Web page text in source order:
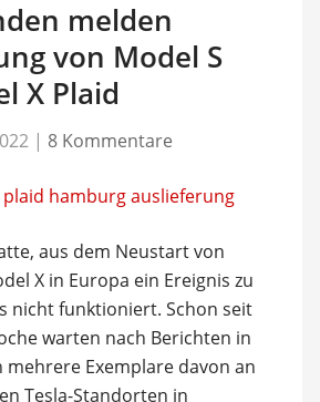
melden
von Model S
X Plaid
| 8 Kommentare
aus dem Neustart von
X in Europa ein Ereignis zu
nicht funktioniert. Schon seit
warten nach Berichten in
mehrere Exemplare davon an
Tesla-Standorten in